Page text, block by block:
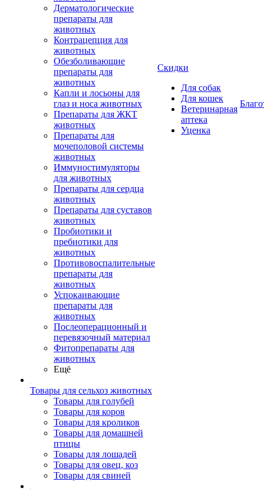
Дерматологические
препараты для
животных
Контрацепция для
животных
Обезболивающие
препараты для
животных
Капли и лосьоны для
глаз и носа животных
Препараты для ЖКТ
животных
Препараты для
мочеполовой системы
животных
Иммуностимуляторы
для животных
Препараты для сердца
животных
Препараты для суставов
животных
Пробиотики и
пребиотики для
животных
Противовоспалительные
препараты для
животных
Успокаивающие
препараты для
животных
Послеоперационный и
перевязочный материал
Фитопрепараты для
животных
Ещё
Товары для сельхоз животных
Товары для голубей
Товары для коров
Товары для кроликов
Товары для домашней
птицы
Товары для лошадей
Товары для овец, коз
Товары для свиней
Скидки
Для собак
Для кошек
Ветеринарная
аптека
Уценка